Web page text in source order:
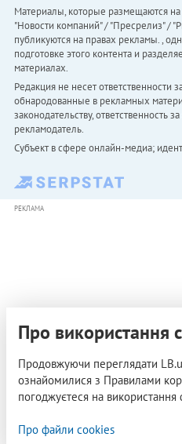
Материалы, которые размещаются на
"Новости компаний" / "Пресрелиз" /
публикуются на правах рекламы. ,
подготовке этого контента и
материалах.
Редакция не несет
обнародованные в рекламных
законодательству, ответственность
рекламодатель.
Субъект в сфере онлайн-медиа;
РЕКЛАМА
Про використання
Продовжуючи переглядати
ознайомилися з Правилами
погоджуєтеся на використання
Про файли cookies